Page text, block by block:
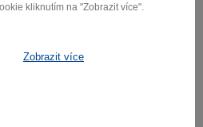
kliknutím na "Zobrazit více".
Zobrazit více